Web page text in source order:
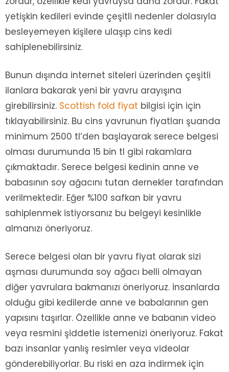
yetişkin kedileri evinde çeşitli nedenler dolasıyla
besleyemeyen kişilere ulaşıp cins kedi
sahiplenebilirsiniz.
Bunun dışında internet siteleri üzerinden çeşitli
ilanlara bakarak yeni bir yavru arayışına
girebilirsiniz. Scottish fold fiyat bilgisi için için
tıklayabilirsiniz. Bu cins yavrunun fiyatları şuanda
minimum 2500 tl’den başlayarak serece belgesi
olması durumunda 15 bin tl gibi rakamlara
çıkmaktadır. Serece belgesi kedinin anne ve
babasının soy ağacını tutan dernekler tarafından
verilmektedir. Eğer %100 safkan bir yavru
sahiplenmek istiyorsanız bu belgeyi kesinlikle
almanızı öneriyoruz.
Serece belgesi olan bir yavru fiyat olarak sizi
aşması durumunda soy ağacı belli olmayan
diğer yavrulara bakmanızı öneriyoruz. İnsanlarda
olduğu gibi kedilerde anne ve babalarının gen
yapısını taşırlar. Özellikle anne ve babanın video
veya resmini şiddetle istemenizi öneriyoruz. Fakat
bazı insanlar yanlış resimler veya videolar
gönderebiliyorlar. Bu riski en aza indirmek için